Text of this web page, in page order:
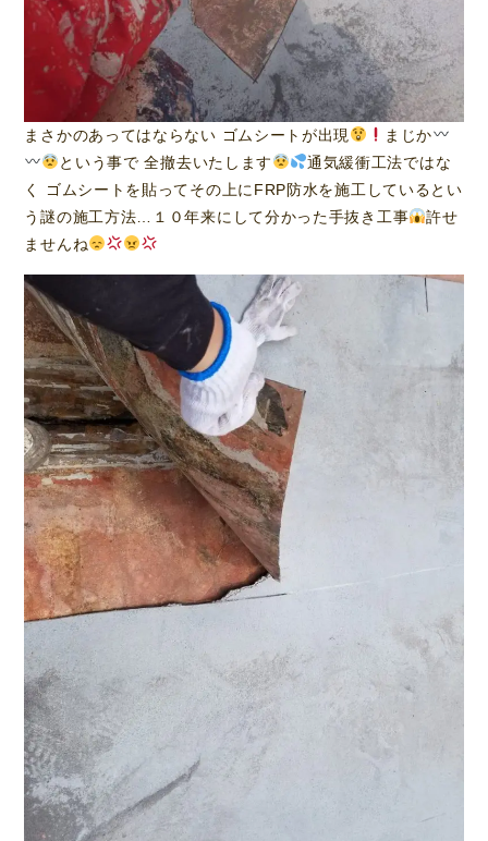
まさかのあってはならない ゴムシートが出現
まじか
という事で 全撤去いたします
通気緩衝工法ではな
く ゴムシートを貼ってその上にFRP防水を施工しているとい
う謎の施工方法…１０年来にして分かった手抜き工事
許せ
ませんね